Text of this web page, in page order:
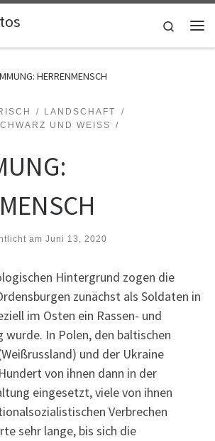
Search
HERRENMENSCH
LANDSCHAFT
UND WEISS
am Juni 13, 2020
Hintergrund zogen die
zunächst als Soldaten in
im Osten ein Rassen- und
wurde. In Polen, den baltischen
und der Ukraine
von ihnen dann in der
eingesetzt, viele von ihnen
Verbrechen
sehr lange, bis sich die